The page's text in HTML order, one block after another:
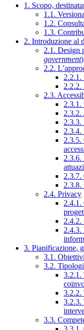
1. Scopo,
1.1.
1.2.
1.3.
2. Introduzione al
2.1. Design
government)
2.2.
2.2.1.
2.2.2.
2.3.
2.3.1.
2.3.2.
2.3.3.
2.3.4.
2.3.5.
2.3.6.
2.3.7.
2.3.8.
2.4. Privacy
2.4.1.
2.4.2.
2.4.3.
3. Pianificazione,
3.1.
3.2.
3.2.1.
3.2.2.
3.2.3.
3.3.